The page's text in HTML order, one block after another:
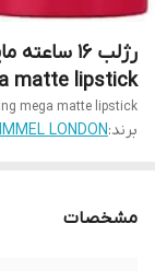
matte lipstick
mega matte lipstick
برند:LONDON
مشخصات